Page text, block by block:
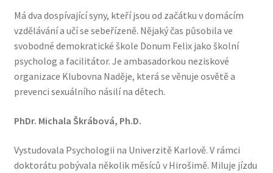
Má dva dospívající syny, kteří jsou od začátku v domácím
vzdělávání a učí se sebeřízeně. Nějaký čas působila ve
svobodné demokratické škole Donum Felix jako školní
psycholog a facilitátor. Je ambasadorkou neziskové
organizace Klubovna Naděje, která se věnuje osvětě a
prevenci sexuálního násilí na dětech.
PhDr. Michala Škrábová, Ph.D.
Vystudovala Psychologii na Univerzitě Karlově. V rámci
doktorátu pobývala několik měsíců v Hirošimě. Miluje jízdu